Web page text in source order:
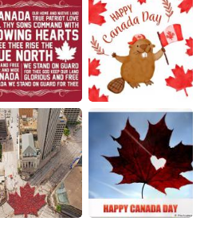
Tiếng Việt